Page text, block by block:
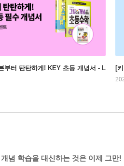
부터 탄탄하게! KEY 초등 개념서 - L
[
념 학습을 대신하는 것은 이제 그만!